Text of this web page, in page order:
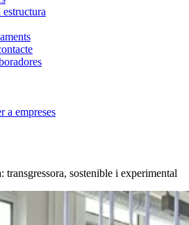
a empreses
transgressora, sostenible i experimental